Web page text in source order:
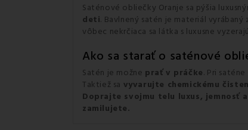
Saténové obliečky Oranje sa pýšia
deti. Bavlnený satén je materiál
vôbec nekrčiaca sa látka s luxusne
Ako sa starať o saténové
Satén je možne prať v práčke. Pri saténe
Taktiež sa vyvarujte chemickému
Doprajte svojmu telu luxus, jemnosť
zamilujete.